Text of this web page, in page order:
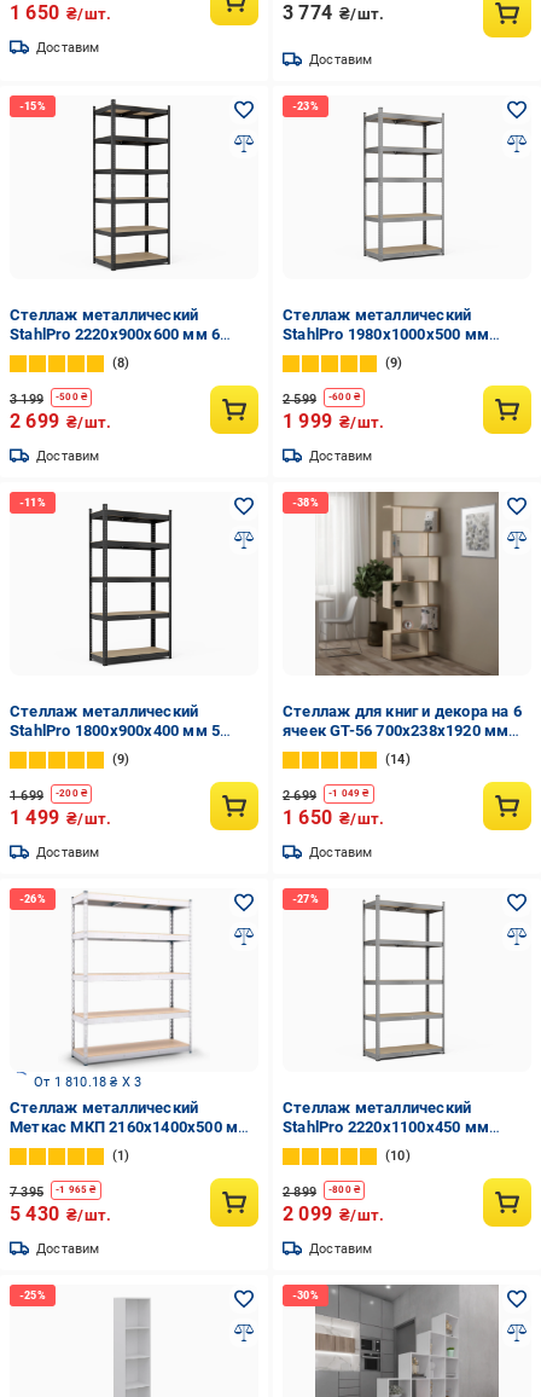
1 650 ₴/шт.
Доставим
3 774 ₴/шт.
Доставим
Стеллаж металлический
StahlPro 2220x900x600 мм 6
полок МДФ Черный
8
3 199 -500₴
2 699 ₴/шт.
Доставим
Стеллаж металлический
StahlPro 1980x1000x500 мм
оцинкованный 5 полок МДФ
9
2 599 -600₴
1 999 ₴/шт.
Доставим
Стеллаж металлический
StahlPro 1800x900x400 мм 5
полок МДФ Черный
9
1 699 -200₴
1 499 ₴/шт.
Доставим
Стеллаж для книг и декора на 6
ячеек GT-56 700х238х1920 мм
Дуб Сонома
14
2 699 -1 049 ₴
1 650 ₴/шт.
Доставим
От 1 810.18 ₴ X 3
Стеллаж металлический
Меткас МКП 2160x1400x500 мм
300 кг/полку (МКП-54)
1
7 395 -1 965 ₴
5 430 ₴/шт.
Доставим
Стеллаж металлический
StahlPro 2220x1100x450 мм
оцинкованный 5 полок МДФ
10
2 899 -800₴
2 099 ₴/шт.
Доставим